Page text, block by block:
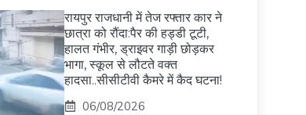
रायपुर राजधानी में तेज रफ्तार कार ने
छात्रा को रौंदा:पैर की हड्डी टूटी,
हालत गंभीर, ड्राइवर गाड़ी छोड़कर
भागा, स्कूल से लौटते वक्त
हादसा..सीसीटीवी कैमरे में कैद घटना!
06/08/2026